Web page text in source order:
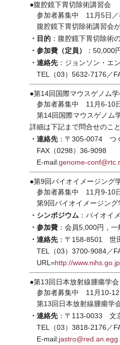
●腹腔鏡下胃切除術講習会
参加者募集中 11月5日／
腹腔鏡下胃切除術講習会
・目的 ：腹腔鏡下胃切除術
・参加費（定員） ：50,000
・連絡先：ジョンソン・エ
TEL（03）5632-7176／
●第14回国際マウスゲノム
参加者募集中 11月6-10
第14回国際マウスゲノム
詳細は下記まで問合せのこと
・連絡先：〒305-0074 つ
FAX（0298）36-9098
E-mail:genome-
●第9回バイオイメージング
参加者募集中 11月9-10
第9回バイオイメージング
・シンポジウム ：バイオイ
・参加費 ：会員5,000円，
・連絡先：〒158-8501 世
TEL（03）3700-9084／
URL=http://
●第13回日本放射線腫瘍学会
参加者募集中 11月10-12
第13回日本放射線腫瘍学
・連絡先：〒113-0033 文
TEL（03）3818-2176／
E-mail: